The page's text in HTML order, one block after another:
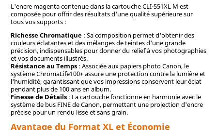
L'encre magenta contenue dans la cartouche CLI-551XL M est
composée pour offrir des résultats d'une qualité supérieure sur
tous vos supports :
Richesse Chromatique: Sa composition permet d'obtenir des
couleurs éclatantes et des mélanges de teintes d'une grande
précision, indispensables pour donner du relief à vos photographies
et vos documents illustrés.
Résistance au Temps: Associée aux papiers photo Canon, le
système ChromaLife100+ assure une protection contre la lumière et
l'humidité, garantissant que vos impressions conservent leur éclat
pendant plus de 100 ans en album.
Finesse de Détails: La cartouche fonctionne en harmonie avec le
système de bus FINE de Canon, permettant une projection d'encre
précise pour un rendu lisse et sans grain.
Avantage du Format XL et Économie